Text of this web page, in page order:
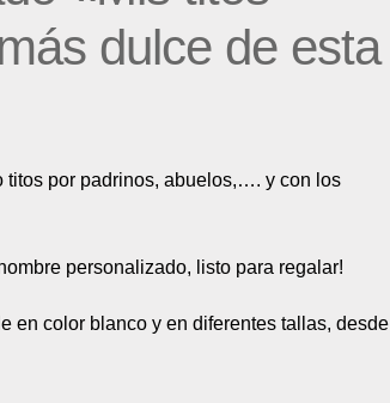
dulce de esta
titos por padrinos, abuelos,…. y con los
personalizado, listo para regalar!
en color blanco y en diferentes tallas, desde